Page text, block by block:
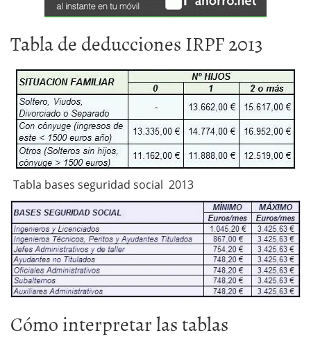
Tabla de deducciones IRPF 2013
Tabla bases seguridad social 2013
Cómo interpretar las tablas